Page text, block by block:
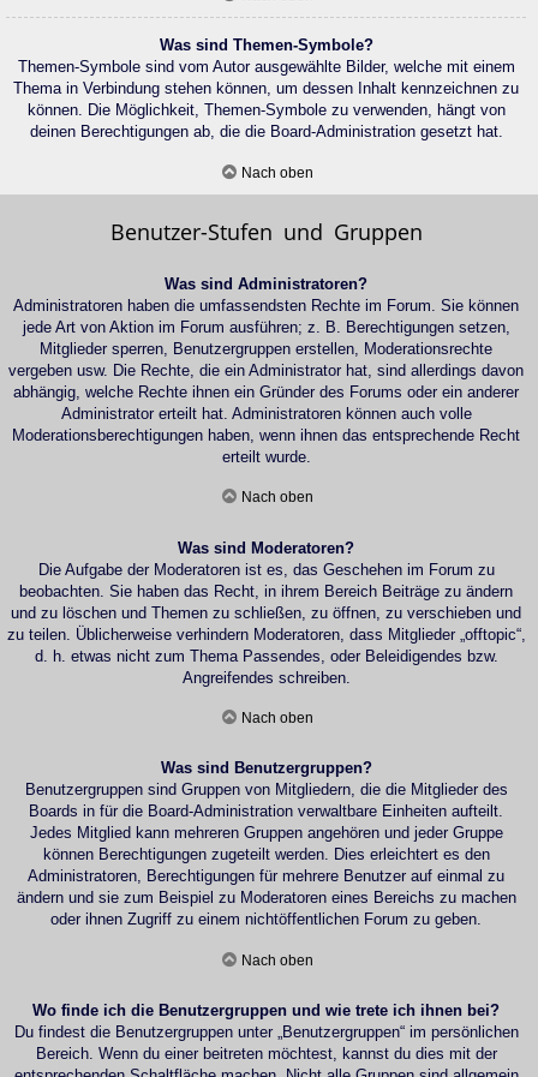
Was sind Themen-Symbole?
Themen-Symbole sind vom Autor ausgewählte Bilder, welche mit einem
Thema in Verbindung stehen können, um dessen Inhalt kennzeichnen zu
können. Die Möglichkeit, Themen-Symbole zu verwenden, hängt von
deinen Berechtigungen ab, die die Board-Administration gesetzt hat.
Nach oben
Benutzer-Stufen und Gruppen
Was sind Administratoren?
Administratoren haben die umfassendsten Rechte im Forum. Sie können
jede Art von Aktion im Forum ausführen; z. B. Berechtigungen setzen,
Mitglieder sperren, Benutzergruppen erstellen, Moderationsrechte
vergeben usw. Die Rechte, die ein Administrator hat, sind allerdings davon
abhängig, welche Rechte ihnen ein Gründer des Forums oder ein anderer
Administrator erteilt hat. Administratoren können auch volle
Moderationsberechtigungen haben, wenn ihnen das entsprechende Recht
erteilt wurde.
Nach oben
Was sind Moderatoren?
Die Aufgabe der Moderatoren ist es, das Geschehen im Forum zu
beobachten. Sie haben das Recht, in ihrem Bereich Beiträge zu ändern
und zu löschen und Themen zu schließen, zu öffnen, zu verschieben und
zu teilen. Üblicherweise verhindern Moderatoren, dass Mitglieder „offtopic“,
d. h. etwas nicht zum Thema Passendes, oder Beleidigendes bzw.
Angreifendes schreiben.
Nach oben
Was sind Benutzergruppen?
Benutzergruppen sind Gruppen von Mitgliedern, die die Mitglieder des
Boards in für die Board-Administration verwaltbare Einheiten aufteilt.
Jedes Mitglied kann mehreren Gruppen angehören und jeder Gruppe
können Berechtigungen zugeteilt werden. Dies erleichtert es den
Administratoren, Berechtigungen für mehrere Benutzer auf einmal zu
ändern und sie zum Beispiel zu Moderatoren eines Bereichs zu machen
oder ihnen Zugriff zu einem nichtöffentlichen Forum zu geben.
Nach oben
Wo finde ich die Benutzergruppen und wie trete ich ihnen bei?
Du findest die Benutzergruppen unter „Benutzergruppen“ im persönlichen
Bereich. Wenn du einer beitreten möchtest, kannst du dies mit der